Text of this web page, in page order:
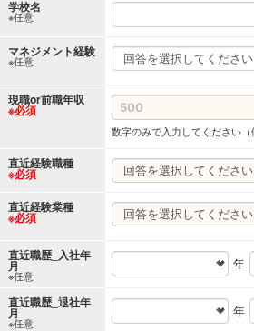
学校名
※任意
マネジメント経験
※任意
現職or前職年収
※必須
数字のみで入力してください（
直近経験職種
※必須
直近経験業種
※必須
直近職歴_入社年
月
※任意
年
直近職歴_退社年
月
※任意
年